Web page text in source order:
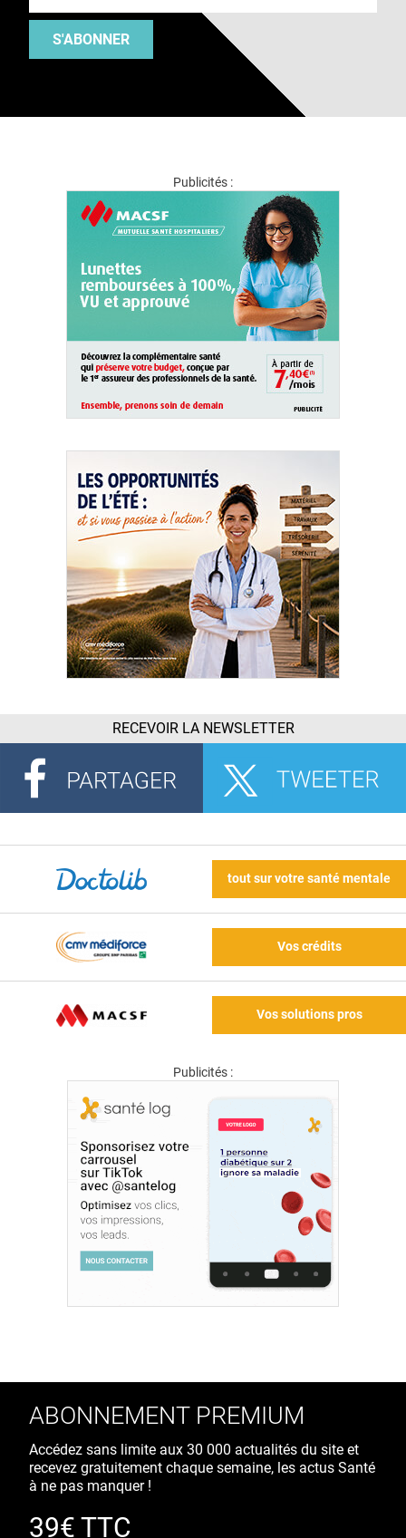
S'ABONNER
Publicités :
RECEVOIR LA NEWSLETTER
tout sur votre santé mentale
Vos crédits
Vos solutions pros
Publicités :
ABONNEMENT PREMIUM
Accédez sans limite aux 30 000 actualités du site et
recevez gratuitement chaque semaine, les actus Santé
à ne pas manquer !
39€ TTC